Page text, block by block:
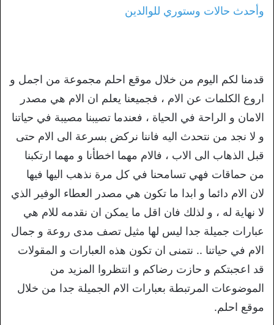
وأحدث حالات وستوري للوالدين
قدمنا لكم اليوم من خلال موقع احلم مجموعة من اجمل و
اروع الكلمات عن الام ، فجميعنا يعلم ان الام هي مصدر
الامان و الراحة في الحياة ، فعندما تصيبنا مصيبة في حياتنا
و لا نجد من نتحدث اليه فاننا نركض بسرعة الى الام حتى
قبل الذهاب الى الاب ، فالام مهما اخطأنا و مهما ارتكبنا
من حماقات فهي تسامحنا في كل مرة نذهب اليها فيها
لان الام دائما و ابدا ما تكون هي مصدر العطاء الوفير الذي
لا نهاية له ، و لذلك فان اقل ما يمكن ان نقدمه للام هي
عبارات جميلة جدا ليس لها مثيل تصف مدى روعة و جمال
الام في حياتنا .. نتمنى ان تكون هذه العبارات و المقولات
قد اعجبتكم و حازت رضاكم و انتظروا المزيد من
الموضوعات المرتبطة بعبارات الام الجميلة جدا من خلال
موقع احلم.